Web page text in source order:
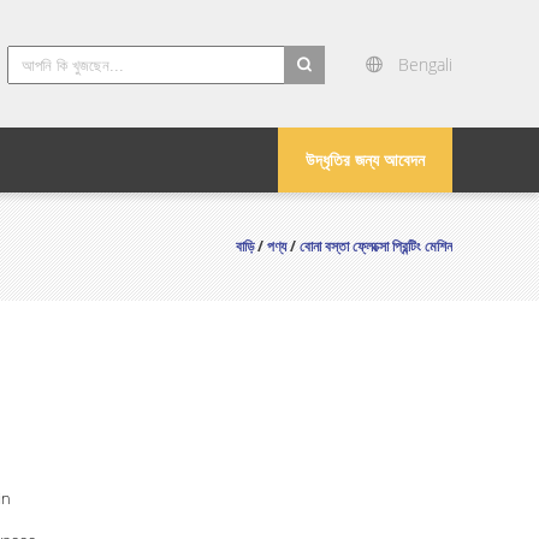
Bengali
উদ্ধৃতির জন্য আবেদন
বাড়ি/পণ্য/বোনা বস্তা ফ্লেক্সো প্রিন্টিং মেশিন